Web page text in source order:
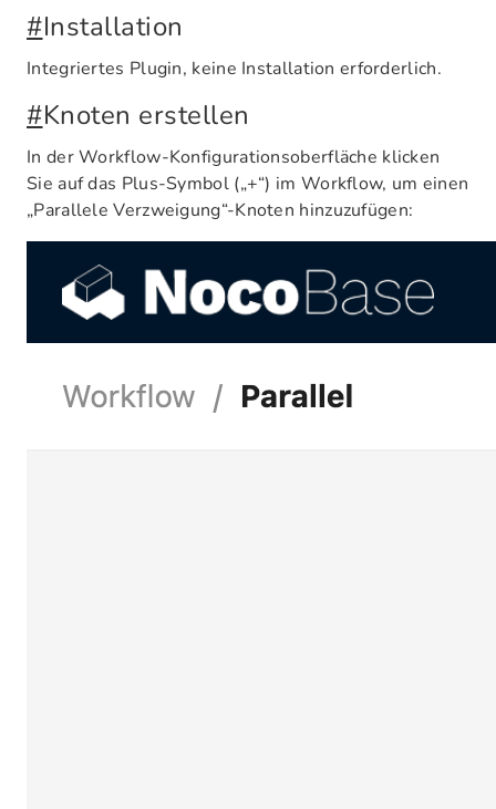
#Installation
Integriertes Plugin, keine Installation erforderlich.
#Knoten erstellen
In der Workflow-Konfigurationsoberfläche klicken
Sie auf das Plus-Symbol („+“) im Workflow, um einen
„Parallele Verzweigung“-Knoten hinzuzufügen: